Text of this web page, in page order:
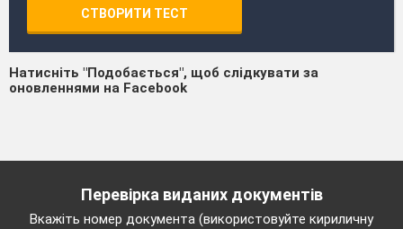
СТВОРИТИ ТЕСТ
Натисніть "Подобається", щоб слідкувати за
оновленнями на Facebook
Перевірка виданих документів
Вкажіть номер документа (використовуйте кириличну